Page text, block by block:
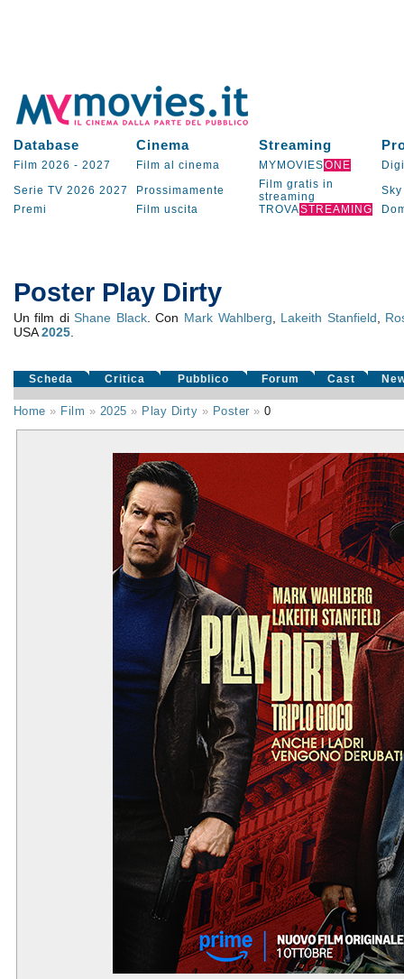
Database Cinema Streaming
Film 2026 - 2027 Film al cinema MYMOVIESONE
Serie TV 2026 2027 Prossimamente
Film gratis in
streaming
Sky
Premi
Film uscita TROVASTREAMING
Poster Play Dirty
Un film diShane Black. Con Mark Wahlberg Lakeith Stanfield
USA2025.
Scheda Critica Pubblico Forum Cast
Home » Film » 2025 » Play Dirty » Poster »0